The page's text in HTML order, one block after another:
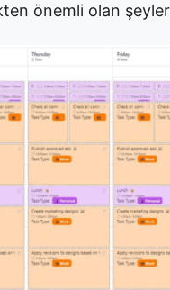
önemli olan şeyler